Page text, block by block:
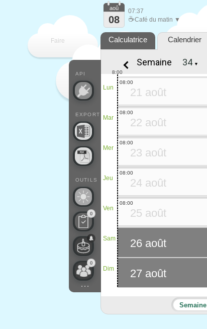
Faire
que
API
EXPORT
OUTILS
0
0
...
aoû
08
07:37
☕Café du matin ▼
Calculatrice Calendrier
Semaine
Semaine ▼
Lun
Mar
Mer
Jeu
Ven
Sam
Dim
8:00
21 août
08:00
22 août
08:00
23 août
08:00
24 août
08:00
25 août
08:00
26 août
27 août